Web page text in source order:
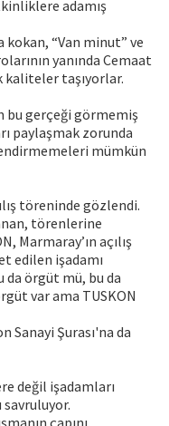
adamış
kokan, “Van minut” ve
yanında Cemaat
kaliteler taşıyorlar.
bu gerçeği görmemiş
paylaşmak zorunda
mümkün
töreninde gözlendi.
törenlerine
Marmaray’ın açılış
edilen işadamı
da örgüt mü, bu da
var ama TUSKON
Sanayi Şurası'na da
değil işadamları